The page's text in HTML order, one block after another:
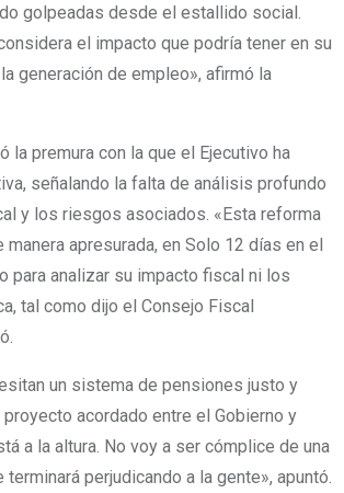
golpeadas desde el estallido social.
el impacto que podría tener en su
generación de empleo», afirmó la
la premura con la que el Ejecutivo ha
señalando la falta de análisis profundo
y los riesgos asociados. «Esta reforma
manera apresurada, en Solo 12 días en el
para analizar su impacto fiscal ni los
tal como dijo el Consejo Fiscal
un sistema de pensiones justo y
acordado entre el Gobierno y
a la altura. No voy a ser cómplice de una
perjudicando a la gente», apuntó.